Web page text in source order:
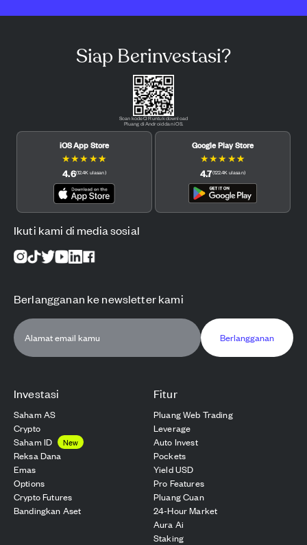
Investasi
Saham AS
Crypto
Saham ID
New
Reksa Dana
Emas
Options
Crypto Futures
Bandingkan Aset
Fitur
Pluang Web Trading
Leverage
Auto Invest
Pockets
Yield USD
Pro Features
Pluang Cuan
24-Hour Market
Aura Ai
Staking
Siap Berinvestasi?
Scan kode QR untuk download
Pluang di Android dan iOS.
iOS App Store
★★★ ★★
4.6(12.4K ulasan)
Google Play Store
★★★ ★★
4.7(122.4K ulasan)
Ikuti kami di media sosial
Berlangganan ke newsletter kami
Berlangganan